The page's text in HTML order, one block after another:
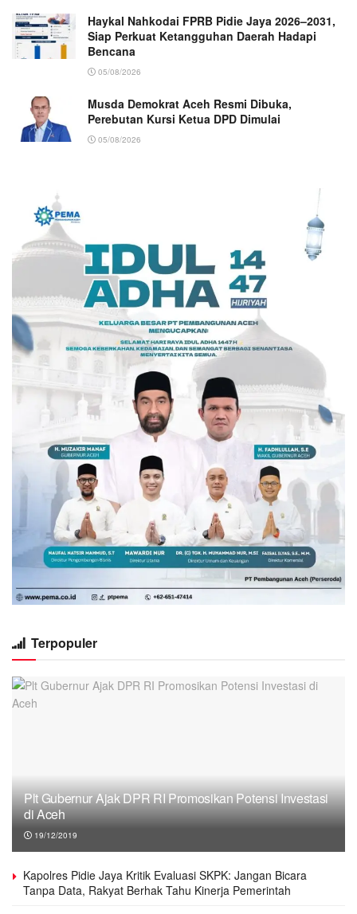
Haykal Nahkodai FPRB Pidie Jaya 2026–2031,
Siap Perkuat Ketangguhan Daerah Hadapi
Bencana
05/08/2026
Musda Demokrat Aceh Resmi Dibuka,
Perebutan Kursi Ketua DPD Dimulai
05/08/2026
Terpopuler
Plt Gubernur Ajak DPR RI Promosikan Potensi Investasi
di Aceh
19/12/2019
Kapolres Pidie Jaya Kritik Evaluasi SKPK: Jangan Bicara
Tanpa Data, Rakyat Berhak Tahu Kinerja Pemerintah